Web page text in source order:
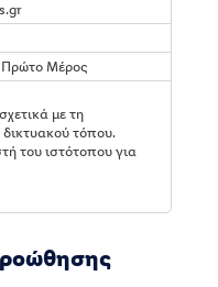
Πρώτο Μέρος
με τη
τόπου.
του ιστότοπου για